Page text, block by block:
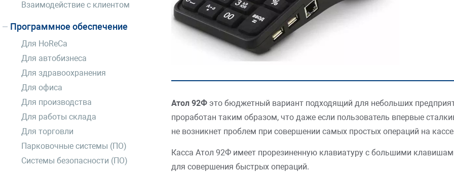
Взаимодействие с клиентом
Программное обеспечение
Для HoReCa
Для автобизнеса
Для здравоохранения
Для офиса
Для производства
Для работы склада
Для торговли
Парковочные системы (ПО)
Системы безопасности (ПО)
Атол 92Ф это бюджетный вариант подходящий для небольших
проработан таким образом, что даже если пользователь впервые
не возникнет проблем при совершении самых простых операций на
Касса Атол 92Ф имеет прорезиненную клавиатуру с большими
для совершения быстрых операций.